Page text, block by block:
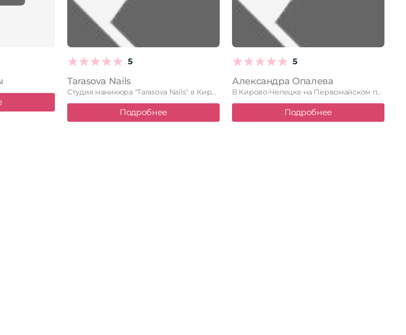
5
Tarasova Nails
Студия маникюра "Tarasova Nails" в Кирово-Чепецке на улице Школьная 2 …
Подробнее
5
Александра Опалева
В Кирово-Чепецке на Первомайском пер., 5 ждет вас nail-мастер Александра …
Подробнее